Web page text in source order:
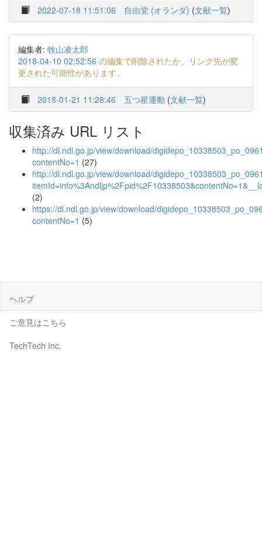
2022-07-18 11:51:06 自由党 (オランダ) (文献一覧)
編集者: 牧山凌太郎
2018-04-10 02:52:56 の編集で削除されたか、リンク先が変
更された可能性があります。
2018-01-21 11:28:46 五つ星運動 (文献一覧)
収集済み URL リスト
http://dl.ndl.go.jp/view/download/
contentNo=1 (27)
http://dl.ndl.go.jp/view/download/
(2)
https://dl.ndl.go.jp/view/download/
contentNo=1 (5)
ヘルプ
ご意見はこちら
TechTech Inc.